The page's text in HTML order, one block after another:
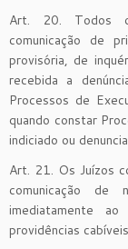
Art. 20. Todos
comunicação de
provisória, de
recebida a
Processos de
quando constar
indiciado ou
Art. 21. Os Juízos
comunicação de
imediatamente
providências